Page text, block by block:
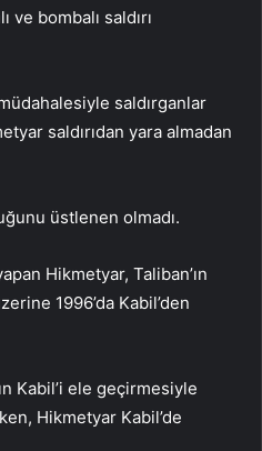
ve bombalı saldırı
saldırganlar
saldırıdan yara almadan
üstlenen olmadı.
Hikmetyar, Taliban’ın
1996’da Kabil’den
Kabil’i ele geçirmesiyle
Hikmetyar Kabil’de